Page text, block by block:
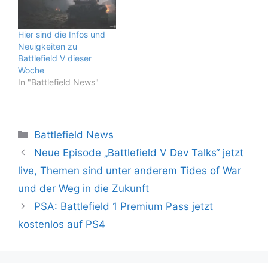
Hier sind die Infos und
Neuigkeiten zu
Battlefield V dieser
Woche
In "Battlefield News"
Kategorien
Battlefield News
Neue Episode „Battlefield V Dev Talks“ jetzt
live, Themen sind unter anderem Tides of War
und der Weg in die Zukunft
PSA: Battlefield 1 Premium Pass jetzt
kostenlos auf PS4